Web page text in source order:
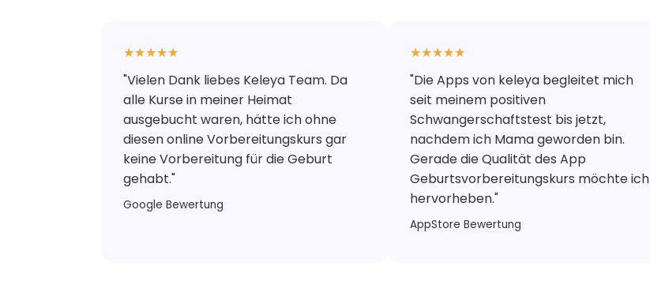
★★★★★
"Vielen Dank liebes Keleya Team. Da
alle Kurse in meiner Heimat
ausgebucht waren, hätte ich ohne
diesen online Vorbereitungskurs gar
keine Vorbereitung für die Geburt
gehabt."
Google Bewertung
★★★★★
"Die Apps von keleya begleitet mich
seit meinem positiven
Schwangerschaftstest bis jetzt,
nachdem ich Mama geworden bin.
Gerade die Qualität des App
Geburtsvorbereitungskurs möchte ich
hervorheben."
AppStore Bewertung